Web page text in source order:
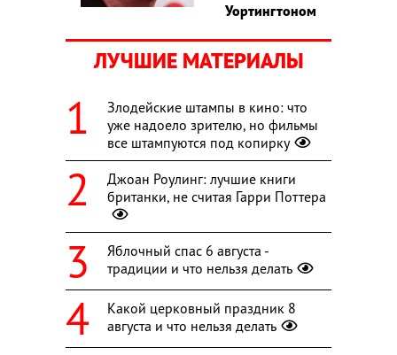
Уортингтоном
ЛУЧШИЕ МАТЕРИАЛЫ
Злодейские штампы в кино: что
уже надоело зрителю, но фильмы
все штампуются под копирку
Джоан Роулинг: лучшие книги
британки, не считая Гарри Поттера
Яблочный спас 6 августа -
традиции и что нельзя делать
Какой церковный праздник 8
августа и что нельзя делать